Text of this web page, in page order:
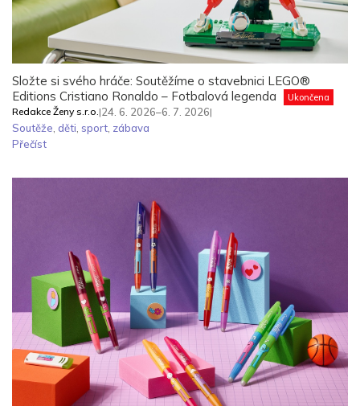
Složte si svého hráče: Soutěžíme o stavebnici LEGO®
Editions Cristiano Ronaldo – Fotbalová legenda
Ukončena
Redakce Ženy s.r.o.|24. 6. 2026–6. 7. 2026|
Soutěže děti sport zábava
Přečíst